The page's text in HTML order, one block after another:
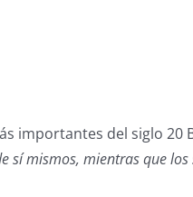
importantes del siglo 20
sí mismos, mientras que